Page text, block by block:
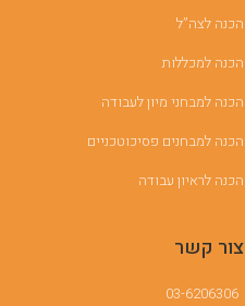
הכנה לצה”ל
הכנה למכללות
הכנה למבחני מיון לעבודה
הכנה למבחנים פסיכוטכניים
הכנה לראיון עבודה
צור קשר
03-6206306